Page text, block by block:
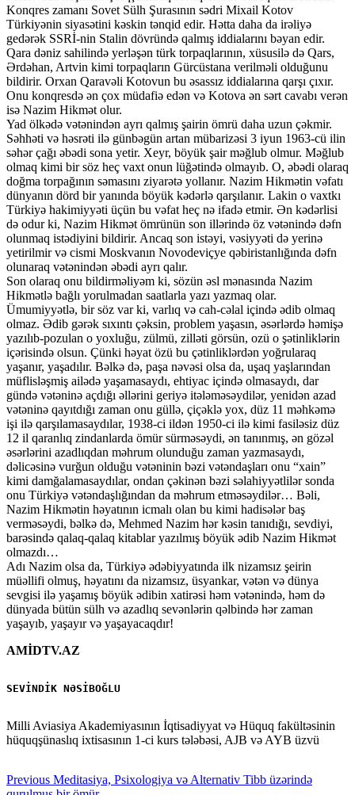
Konqres zamanı Sovet Sülh Şurasının sədri Mixail Kotov
Türkiyənin siyasətini kəskin tənqid edir. Hətta daha da irəliyə
gedərək SSRİ-nin Stalin dövründə qalmış iddialarını bəyan edir.
Qara dəniz sahilində yerləşən türk torpaqlarının, xüsusilə də Qars,
Ərdəhan, Artvin kimi torpaqların Gürcüstana verilməli olduğunu
bildirir. Orxan Qaravəli Kotovun bu əsassız iddialarına qarşı çıxır.
Onu konqresdə ən çox müdafiə edən və Kotova ən sərt cavabı verən
isə Nazim Hikmət olur.
Yad ölkədə vətənindən ayrı qalmış şairin ömrü daha uzun çəkmir.
Səhhəti və həsrəti ilə günbəgün artan mübarizəsi 3 iyun 1963-cü ilin
səhər çağı əbədi sona yetir. Xeyr, böyük şair məğlub olmur. Məğlub
olmaq kimi bir söz heç vaxt onun lüğətində olmayıb. O, əbədi olaraq
doğma torpağının səmasını ziyarətə yollanır. Nazim Hikmətin vəfatı
dünyanın dörd bir yanında böyük kədərlə qarşılanır. Lakin o vaxtkı
Türkiyə hakimiyyəti üçün bu vəfat heç nə ifadə etmir. Ən kədərlisi
də odur ki, Nazim Hikmət ömrünün son illərində öz vətənində dəfn
olunmaq istədiyini bildirir. Ancaq son istəyi, vəsiyyəti də yerinə
yetirilmir və cismi Moskvanın Novodeviçye qəbiristanlığında dəfn
olunaraq vətənindən əbədi ayrı qalır.
Son olaraq onu bildirməliyəm ki, sözün əsl mənasında Nazim
Hikmətlə bağlı yorulmadan saatlarla yazı yazmaq olar.
Ümumiyyətlə, bir söz var ki, varlıq və cah-cəlal içində ədib olmaq
olmaz. Ədib gərək sıxıntı çəksin, problem yaşasın, əsərlərdə həmişə
yazılıb-pozulan o yoxluğu, zülmü, zilləti görsün, ozü o şətinliklərin
içərisində olsun. Çünki həyat özü bu çətinliklərdən yoğrularaq
yaşanır, yaşadılır. Bəlkə də, paşa nəvəsi olsa da, uşaq yaşlarından
müflisləşmiş ailədə yaşamasaydı, ehtiyac içində olmasaydı, dar
gündə vətəninə açdığı əllərini geriyə itələməsəydilər, yenidən azad
vətəninə qayıtdığı zaman onu güllə, çiçəklə yox, düz 11 məhkəmə
işi ilə qarşılamasaydılar, 1938-ci ildən 1950-ci ilə kimi fasiləsiz düz
12 il qaranlıq zindanlarda ömür sürməsəydi, ən tanınmış, ən gözəl
əsərlərini azadlıqdan məhrum olunduğu zaman yazmasaydı,
dəlicəsinə vurğun olduğu vətəninin bəzi vətəndaşları onu “xain”
kimi damğalamasaydılar, ondan çəkinən bəzi səlahiyyətlilər sonda
onu Türkiyə vətəndaşlığından da məhrum etməsəydilər… Bəli,
Nazim Hikmətin həyatının icmalı olan bu kimi hadisələr baş
verməsəydi, bəlkə də, Mehmed Nazim hər kəsin tanıdığı, sevdiyi,
barəsində qalaq-qalaq kitablar yazılmış böyük ədib Nazim Hikmət
olmazdı…
Adı Nazim olsa da, Türkiyə ədəbiyyatında ilk nizamsız şeirin
müəllifi olmuş, həyatını da nizamsız, üsyankar, vətən və dünya
sevgisi ilə yaşamış böyük ədibin xatirəsi həm vətənində, həm də
dünyada bütün sülh və azadlıq sevənlərin qəlbində hər zaman
yaşayıb, yaşayır və yaşayacaqdır!
AMİDTV.AZ
SEVİNDİK NƏSİBOĞLU
Milli Aviasiya Akademiyasının İqtisadiyyat və Hüquq fakültəsinin
hüquqşünaslıq ixtisasının 1-ci kurs tələbəsi, AJB və AYB üzvü
Continue
Previous Meditasiya, Psixologiya və Alternativ Tibb üzərində